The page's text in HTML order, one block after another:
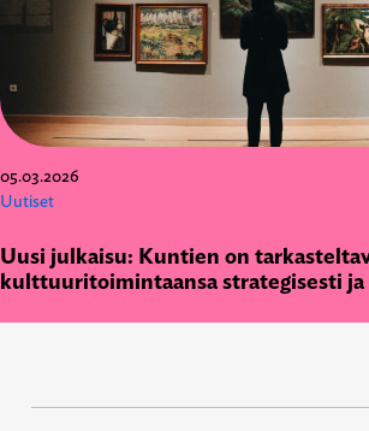
05.03.2026
Uutiset
Uusi julkaisu: Kuntien on
kulttuuritoimintaansa strategisesti